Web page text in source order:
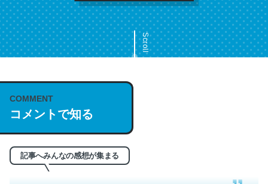
Scroll
COMMENT
コメントで知る
記事へみんなの感想が集まる
これは名文。彼はとてもクレバーなんだろうなと凄く思
─今のこの状況が信じられるかい？ by ラーズ・ヌートバー